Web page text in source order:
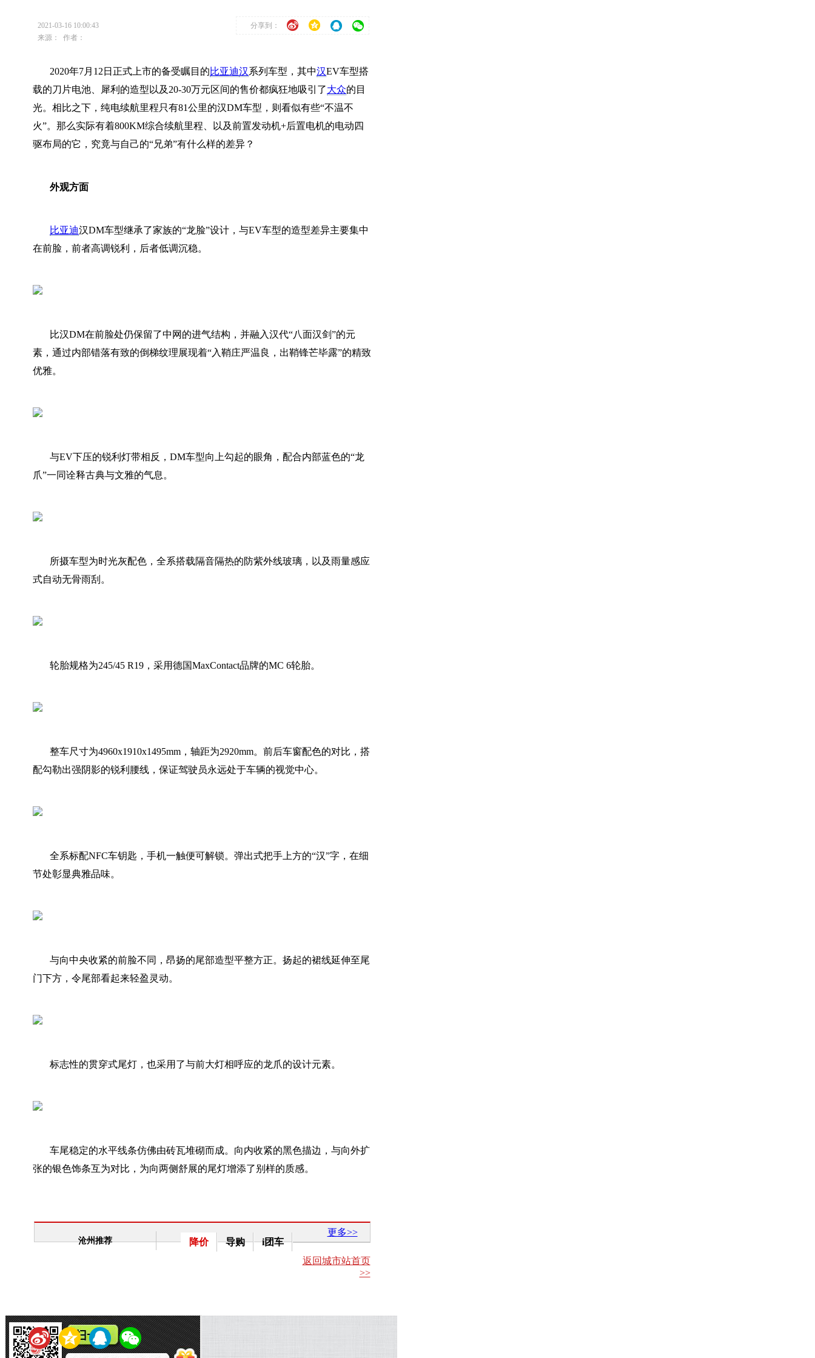
2021-03-16 10:00:43
分享到：
来源：
作者：
2020年7月12日正式上市的备受瞩目的比亚迪汉系列车型，其中汉EV车型搭
载的刀片电池、犀利的造型以及20-30万元区间的售价都疯狂地吸引了大众的目
光。相比之下，纯电续航里程只有81公里的汉DM车型，则看似有些“不温不
火”。那么实际有着800KM综合续航里程、以及前置发动机+后置电机的电动四
驱布局的它，究竟与自己的“兄弟”有什么样的差异？
外观方面
比亚迪汉DM车型继承了家族的“龙脸”设计，与EV车型的造型差异主要集中
在前脸，前者高调锐利，后者低调沉稳。
比汉DM在前脸处仍保留了中网的进气结构，并融入汉代“八面汉剑”的元
素，通过内部错落有致的倒梯纹理展现着“入鞘庄严温良，出鞘锋芒毕露”的精致
优雅。
与EV下压的锐利灯带相反，DM车型向上勾起的眼角，配合内部蓝色的“龙
爪”一同诠释古典与文雅的气息。
所摄车型为时光灰配色，全系搭载隔音隔热的防紫外线玻璃，以及雨量感应
式自动无骨雨刮。
轮胎规格为245/45 R19，采用德国MaxContact品牌的MC 6轮胎。
整车尺寸为4960x1910x1495mm，轴距为2920mm。前后车窗配色的对比，搭
配勾勒出强阴影的锐利腰线，保证驾驶员永远处于车辆的视觉中心。
全系标配NFC车钥匙，手机一触便可解锁。弹出式把手上方的“汉”字，在细
节处彰显典雅品味。
与向中央收紧的前脸不同，昂扬的尾部造型平整方正。扬起的裙线延伸至尾
门下方，令尾部看起来轻盈灵动。
标志性的贯穿式尾灯，也采用了与前大灯相呼应的龙爪的设计元素。
车尾稳定的水平线条仿佛由砖瓦堆砌而成。向内收紧的黑色描边，与向外扩
张的银色饰条互为对比，为向两侧舒展的尾灯增添了别样的质感。
沧州推荐 降价 导购 i团车
更多>>
返回城市站首页
>>